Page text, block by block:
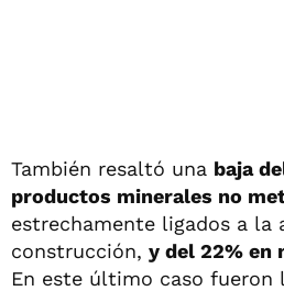
También resaltó una baja
productos minerales no
estrechamente ligados a la
construcción, y del 22% en
En este último caso fueron